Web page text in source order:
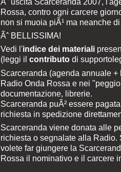
Rossa, contro ogni carcere
non si muoia piÃ¹ ma neanche
Ãˆ BELLISSIMA!
Vedi l'indice dei materiali
(leggi il contributodi
Scarceranda (agenda annuale +
Radio Onda Rossa e nei
documentazione, librerie.
Scarceranda puÃ² essere
richiesta in spedizione
Scarceranda viene donata alle
richiesta o segnalate alla
volete far giungere la
Rossa il nominativo e il carcere